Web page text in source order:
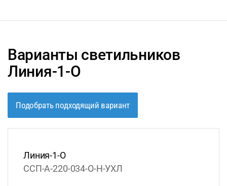
Варианты светильников
Линия-1-О
Подобрать подходящий вариант
Линия-1-О
ССП-А-220-034-О-Н-УХЛ